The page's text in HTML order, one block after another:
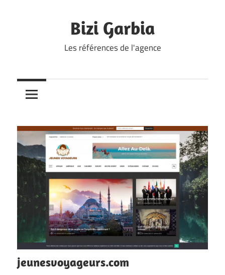
Bizi Garbia
Les références de l'agence
jeunesvoyageurs.com